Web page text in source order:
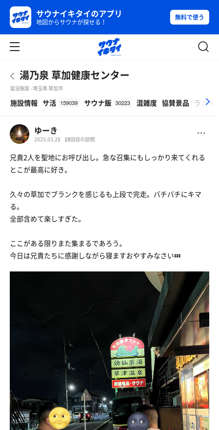
サウナイキタイのアプリ
地図からサウナが探せる！
無料で使う
湯乃泉 草加健康センター
温浴施設 - 埼玉県 草加市
施設情報 サ活 159039 サウナ飯 30223 混雑度 協賛景品 ランキ
ゆーき
2025.03.28 19回目の訪問
兄貴2人を聖地にお呼び出し。急な召集にもしっかり来てくれる
とこが最高に好き。
久々の草加でブランクを感じるも上段で完走。バチバチにキマ
る。
全部含めて楽しすぎた。
ここがある限りまた集まるであろう。
今日は兄貴たちに感謝しながら寝ますおやすみなさい💤